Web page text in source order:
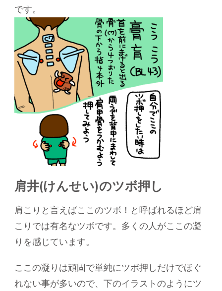
です。
肩井(けんせい)のツボ押し
肩こりと言えばここのツボ！と呼ばれるほど肩
こりでは有名なツボです。多くの人がここの凝
りを感じています。
ここの凝りは頑固で単純にツボ押しだけでほぐ
れない事が多いので、下のイラストのようにツ